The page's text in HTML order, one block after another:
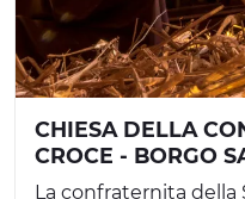
CHIESA DELLA
CROCE - BORGO
La confraternita della